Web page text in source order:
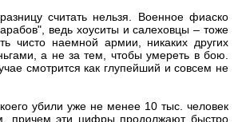
считать нельзя. Военное фиаско
ведь хоуситы и салеховцы – тоже
чисто наемной армии, никаких других
а не за тем, чтобы умереть в бою.
смотрится как глупейший и совсем не
убили уже не менее 10 тыс. человек
причем эти цифры продолжают быстро